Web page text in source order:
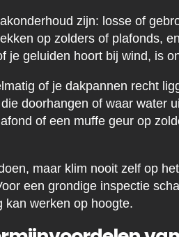
zijn: losse of
op zolders of plafonds,
je geluiden hoort bij wind, is
of je dakpannen recht
doorhangen of waar water
of een muffe geur op
maar klim nooit zelf op
een grondige inspectie
kan werken op hoogte.